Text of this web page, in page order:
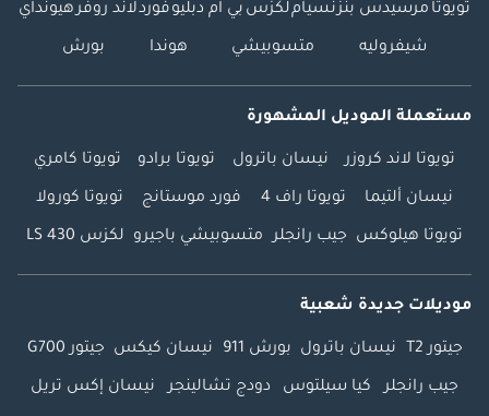
تويوتا مرسيدس بنزنسياملكزس بي ام دبليوفوردلاند روفرهيونداي
شيفروليه متسوبيشي هوندا بورش
مستعملة الموديل المشهورة
تويوتا لاند كروزر نيسان باترول تويوتا برادو تويوتا كامري
نيسان ألتيما تويوتا راف 4 فورد موستانج تويوتا كورولا
تويوتا هيلوكس جيب رانجلر متسوبيشي باجيرو لكزس LS 430
موديلات جديدة شعبية
جيتور T2 نيسان باترول بورش 911 نيسان كيكس جيتور G700
جيب رانجلر كيا سيلتوس دودج تشالينجر نيسان إكس تريل